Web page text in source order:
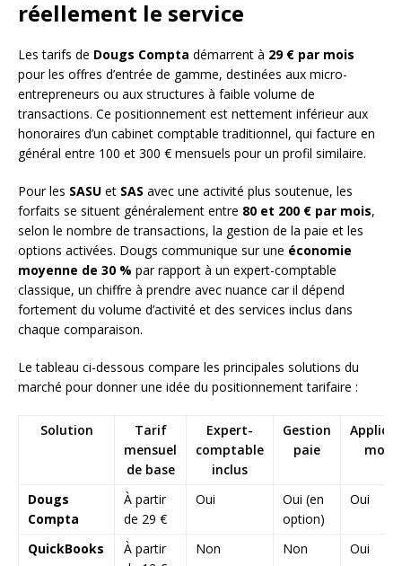
réellement le service
Les tarifs de Dougs Compta démarrent à 29 € par mois
pour les offres d’entrée de gamme, destinées aux micro-
entrepreneurs ou aux structures à faible volume de
transactions. Ce positionnement est nettement inférieur aux
honoraires d’un cabinet comptable traditionnel, qui facture en
général entre 100 et 300 € mensuels pour un profil similaire.
Pour les SASU et SAS avec une activité plus soutenue, les
forfaits se situent généralement entre 80 et 200 € par mois,
selon le nombre de transactions, la gestion de la paie et les
options activées. Dougs communique sur une économie
moyenne de 30 % par rapport à un expert-comptable
classique, un chiffre à prendre avec nuance car il dépend
fortement du volume d’activité et des services inclus dans
chaque comparaison.
Le tableau ci-dessous compare les principales solutions du
marché pour donner une idée du positionnement tarifaire :
Solution
Tarif
mensuel
de base
Expert-
comptable
inclus
Gestion
paie
Dougs
Compta
À partir
de 29 €
Oui
Oui (en
option)
Oui
QuickBooks
À partir
Non Non Oui